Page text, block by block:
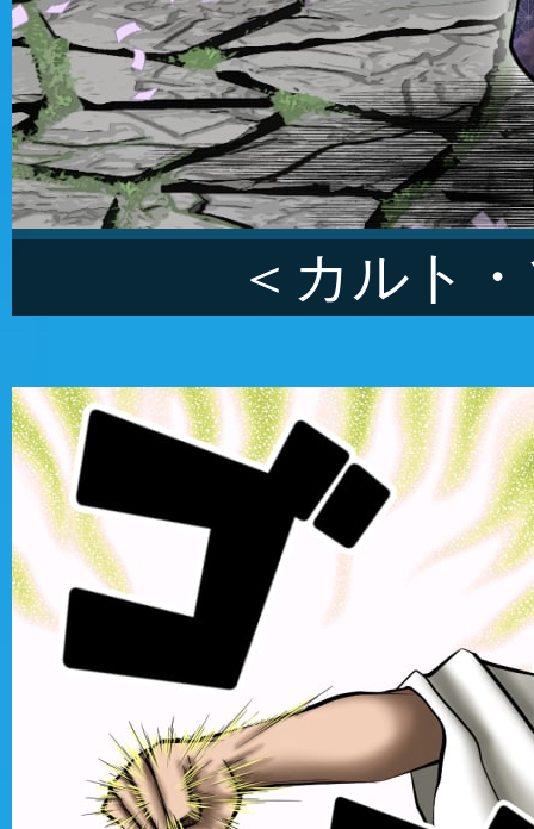
＜カルト